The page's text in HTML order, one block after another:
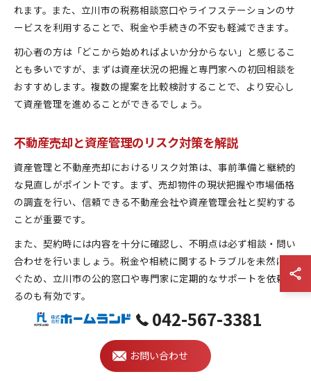
れます。また、立川市の税務相談窓口やライフステーションのサ
ービスを利用することで、税金や手続きの不安も軽減できます。
初心者の方は「どこから始めればよいか分からない」と感じるこ
とも多いですが、まずは資産状況の把握と専門家への初回相談を
おすすめします。複数の提案を比較検討することで、より安心し
て資産管理を進めることができるでしょう。
不動産売却と資産管理のリスク対策を解説
資産管理と不動産売却におけるリスク対策は、事前準備と継続的
な見直しがポイントです。まず、売却物件の現状把握や市場価格
の調査を行い、信頼できる不動産会社や資産管理会社と契約する
ことが重要です。
また、契約時には内容を十分に確認し、不明点は必ず相談・問い
合わせを行いましょう。税金や相続に関するトラブルを未然に防
ぐため、立川市の公的窓口や専門家に定期的なサポートを依頼す
るのも有効です。
経験者からは「定期的な見直しで資産価値を維持できた」「専門
家のアドバイスで思わぬリスクを回避できた」といった声が多く
寄せられています。リスク対策は単発ではなく、継続的な管理が
安心の資産運用につながります。
042-567-3381
お問い合わせ